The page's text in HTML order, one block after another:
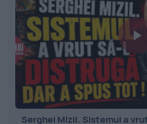
Serghei Mizil. Sistemul a